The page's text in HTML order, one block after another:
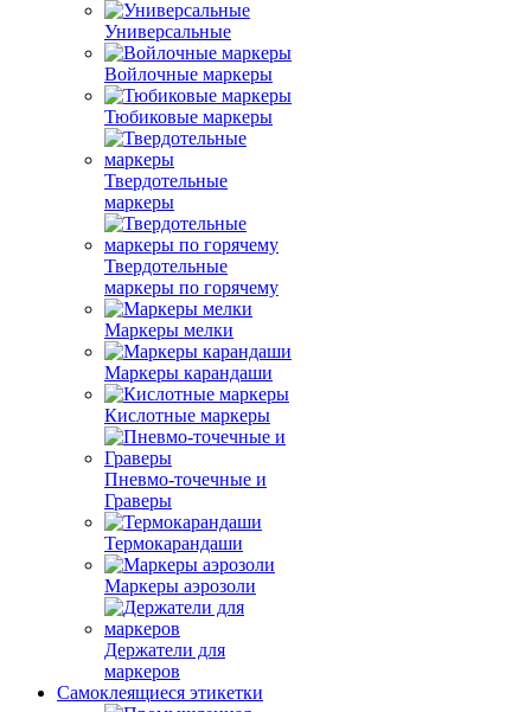
Универсальные
Войлочные маркеры
Тюбиковые маркеры
Твердотельные
маркеры
Твердотельные
маркеры по горячему
Маркеры мелки
Маркеры карандаши
Кислотные маркеры
Пневмо-точечные и
Граверы
Термокарандаши
Маркеры аэрозоли
Держатели для
маркеров
Самоклеящиеся этикетки